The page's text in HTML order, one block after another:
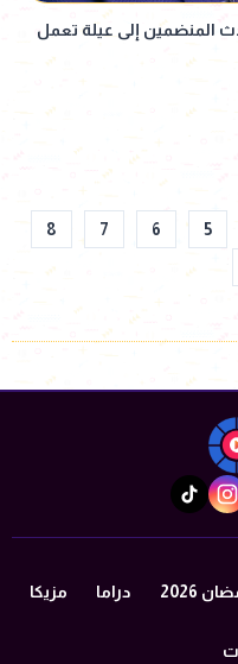
المنضمين إلى عيلة تعمل
5
6
7
8
instagram
tiktok
2026 دراما مزيكا